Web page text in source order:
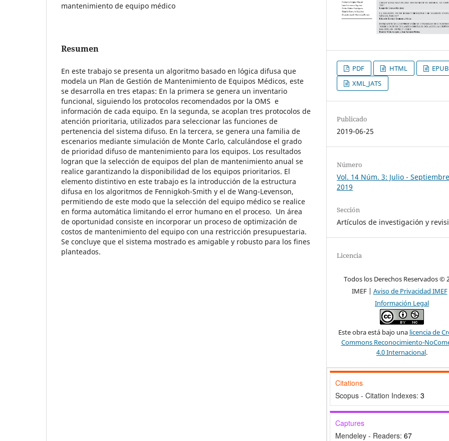
mantenimiento de equipo médico
Resumen
En este trabajo se presenta un algoritmo basado en lógica difusa que
modela un Plan de Gestión de Mantenimiento de Equipos Médicos, este
se desarrolla en tres etapas: En la primera se genera un inventario
funcional, siguiendo los protocolos recomendados por la OMS e
información de cada equipo. En la segunda, se acoplan tres protocolos de
atención prioritaria, utilizados para seleccionar las funciones de
pertenencia del sistema difuso. En la tercera, se genera una familia de
escenarios mediante simulación de Monte Carlo, calculándose el grado
de prioridad difuso de mantenimiento para los equipos. Los resultados
logran que la selección de equipos del plan de mantenimiento anual se
realice garantizando la disponibilidad de los equipos prioritarios. El
elemento distintivo en este trabajo es la introducción de la estructura
difusa en los algoritmos de Fennigkoh-Smith y el de Wang-Levenson,
permitiendo de este modo que la selección del equipo médico se realice
en forma automática limitando el error humano en el proceso. Un área
de oportunidad consiste en incorporar un proceso de optimización de
costos de mantenimiento del equipo con una restricción presupuestaria.
Se concluye que el sistema mostrado es amigable y robusto para los fines
planteados.
PDF HTML
EPUB
XML_JATS
Publicado
2019-06-25
Número
Vol. 14 Núm. 3: Julio - Septiembre
2019
Sección
Artículos de investigación y
Licencia
Todos los Derechos Reservados ©
IMEF | Aviso de Privacidad IMEF
Información Legal
Este obra está bajo una licencia de
Commons Reconocimiento-
4.0 Internacional.
Citations
Scopus - Citation Indexes: 3
Captures
Mendeley - Readers: 67